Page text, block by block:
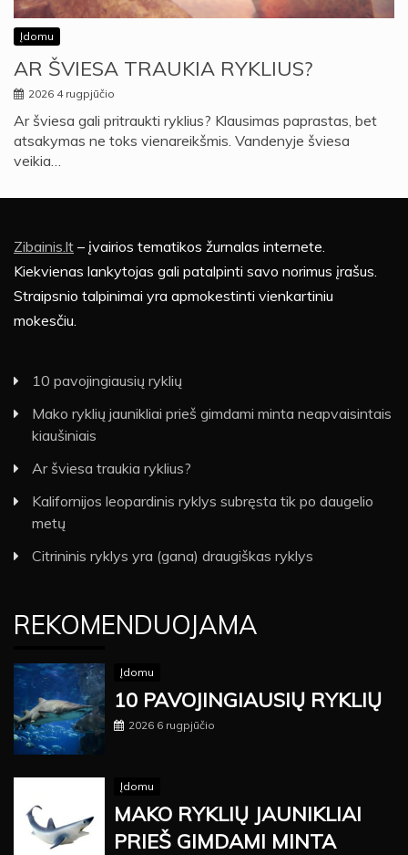
Įdomu
AR ŠVIESA TRAUKIA RYKLIUS?
2026 4 rugpjūčio
Ar šviesa gali pritraukti ryklius? Klausimas paprastas, bet
atsakymas ne toks vienareikšmis. Vandenyje šviesa
veikia…
Zibainis.lt – įvairios tematikos žurnalas internete.
Kiekvienas lankytojas gali patalpinti savo norimus įrašus.
Straipsnio talpinimai yra apmokestinti vienkartiniu
mokesčiu.
10 pavojingiausių ryklių
Mako ryklių jaunikliai prieš gimdami minta neapvaisintais
kiaušiniais
Ar šviesa traukia ryklius?
Kalifornijos leopardinis ryklys subręsta tik po daugelio
metų
Citrininis ryklys yra (gana) draugiškas ryklys
REKOMENDUOJAMA
Įdomu
10 PAVOJINGIAUSIŲ RYKLIŲ
2026 6 rugpjūčio
Įdomu
MAKO RYKLIŲ JAUNIKLIAI
PRIEŠ GIMDAMI MINTA